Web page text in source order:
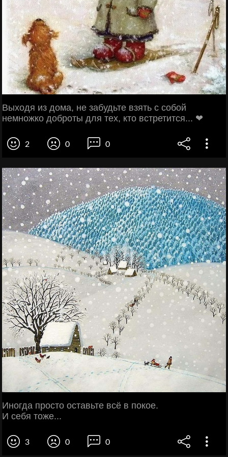
Выходя из дома, не забудьте взять с собой
немножко доброты для тех, кто встретится... ❤
2 0 0
Иногда просто оставьте всё в покое.
И себя тоже...
3 0 0